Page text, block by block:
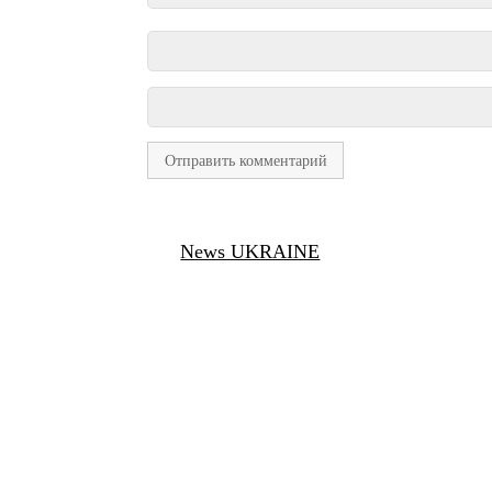
News UKRAINE